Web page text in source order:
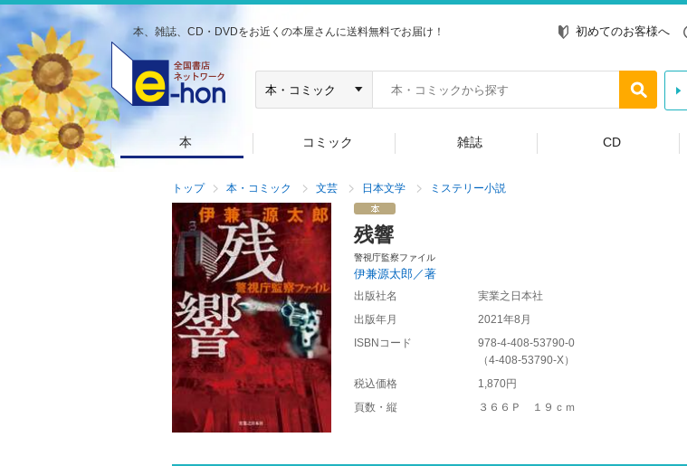
本、雑誌、CD・DVDをお近くの本屋さんに送料無料でお届け！ 初めてのお客様へ
本 コミック 雑誌 CD
トップ 本・コミック 文芸 日本文学 ミステリー小説
残響
警視庁監察ファイル
伊兼源太郎／著
出版社名
実業之日本社
出版年月
2021年8月
ISBNコード
978-4-408-53790-0
（4-408-53790-X）
税込価格
1,870円
頁数・縦
３６６Ｐ １９ｃｍ